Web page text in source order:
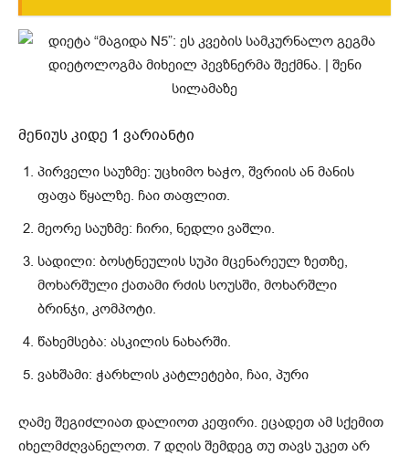
მენიუს კიდე 1 ვარიანტი
პირველი საუზმე: უცხიმო ხაჭო, შვრიის ან მანის
ფაფა წყალზე. ჩაი თაფლით.
მეორე საუზმე: ჩირი, ნედლი ვაშლი.
სადილი: ბოსტნეულის სუპი მცენარეულ ზეთზე,
მოხარშული ქათამი რძის სოუსში, მოხარშლი
ბრინჯი, კომპოტი.
წახემსება: ასკილის ნახარში.
ვახშამი: ჭარხლის კატლეტები, ჩაი, პური
ღამე შეგიძლიათ დალიოთ კეფირი. ეცადეთ ამ სქემით
იხელმძღვანელოთ. 7 დღის შემდეგ თუ თავს უკეთ არ